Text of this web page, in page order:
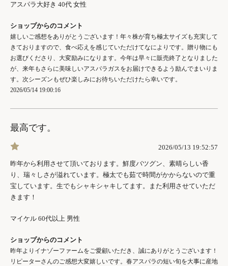
アスパラ大好き 40代 女性
ショップからのコメント
嬉しいご感想をありがとうございます！年々株が育ち極太サイズも充実して
きておりますので、食べ応えを感じていただけてなによりです。贈り物にも
お選びくださり、大変励みになります。今年は早々に販売終了となりました
が、来年もさらに美味しいアスパラガスをお届けできるよう励んでまいりま
す。次シーズンもぜひ楽しみにお待ちいただけたら幸いです。
2026/05/14 19:00:16
最高です。
2026/05/13 19:52:57
昨年から利用させて頂いております。鮮度バツグン、素晴らしい香
り、瑞々しさが溢れています。極太でも茹で時間がかからないので重
宝しています。生でもシャキシャキしてます。また利用させていただ
きます！
マイケル 60代以上 男性
ショップからのコメント
昨年よりイナゾーファームをご愛顧いただき、誠にありがとうございます！
リピーターさんのご感想大変嬉しいです。春アスパラの短い旬を大事に産地